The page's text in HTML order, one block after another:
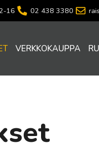
16 02 438 3380
VERKKOKAUPPA